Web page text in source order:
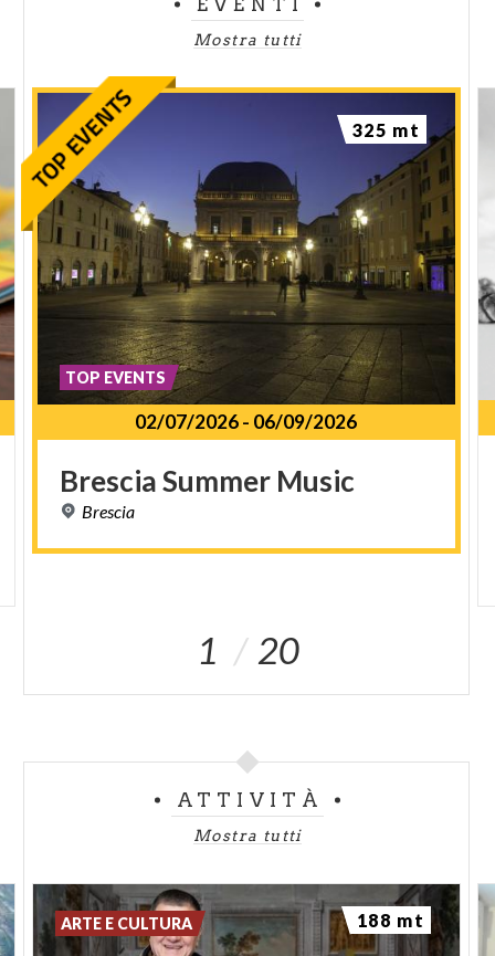
EVENTI
Mostra tutti
02/07/2026- 06/09/2026
BresciaSummer Music
Brescia
TOP EVENTS
325 mt
1 20
ATTIVITÀ
Mostra tutti
ARTE E CULTURA 188 mt